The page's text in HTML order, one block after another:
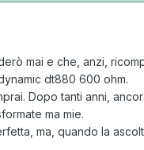
mai e che, anzi,
dt880 600 ohm.
Dopo tanti anni,
ma mie.
ma, quando la